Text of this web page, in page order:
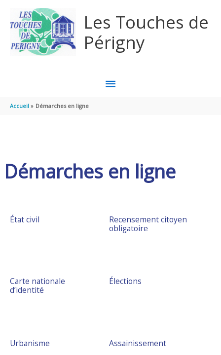
Les Touches de
Périgny
MENU
Accueil Démarches en ligne
Démarches en ligne
État civil
Recensement citoyen
obligatoire
Carte nationale
d’identité
Élections
Urbanisme Assainissement